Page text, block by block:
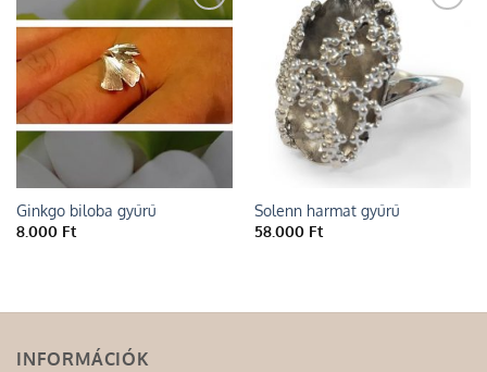
Add to
Ginkgo biloba gyűrű
8.000 Ft
Solenn harmat gyűrű
58.000 Ft
INFORMÁCIÓK